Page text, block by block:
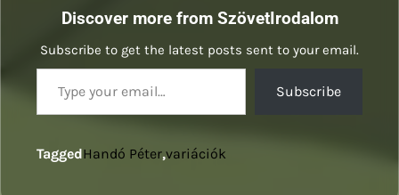
Discover more from SzövetIrodalom
Subscribe to get the latest posts sent to your email.
Type your email…
Subscribe
TaggedHandó Péter,variációk